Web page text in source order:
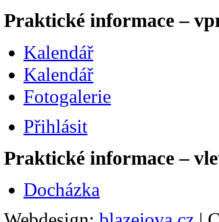
Praktické informace –
Kalendář
Kalendář
Fotogalerie
Přihlásit
Praktické informace –
Docházka